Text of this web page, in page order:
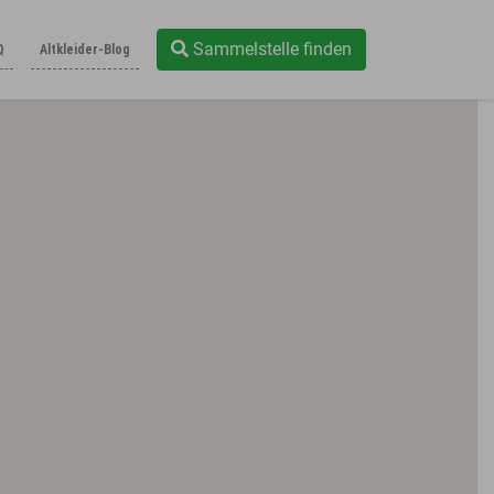
Altkleider-Blog Sammelstelle finden